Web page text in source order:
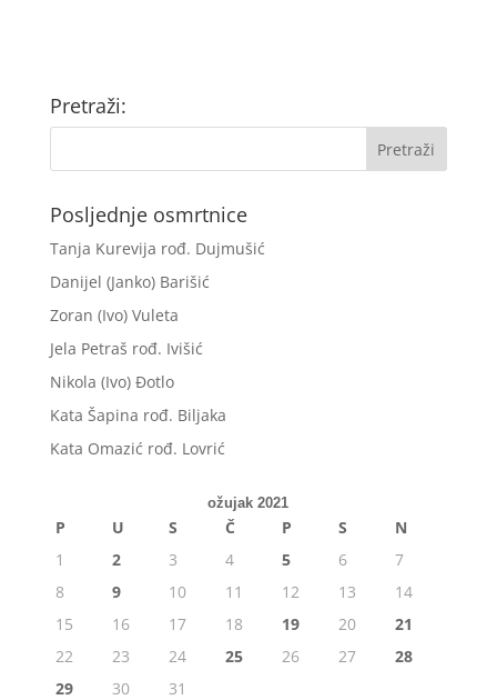
Pretraži:
Posljednje osmrtnice
Tanja Kurevija rođ. Dujmušić
Danijel (Janko) Barišić
Zoran (Ivo) Vuleta
Jela Petraš rođ. Ivišić
Nikola (Ivo) Đotlo
Kata Šapina rođ. Biljaka
Kata Omazić rođ. Lovrić
ožujak 2021
P U S Č P S
N
1
2 3 4 5 6
7
8
9 10 11 12 13
14
15
16 17 18 19 20
21
22
23 24 25 26 27
28
29
30
31